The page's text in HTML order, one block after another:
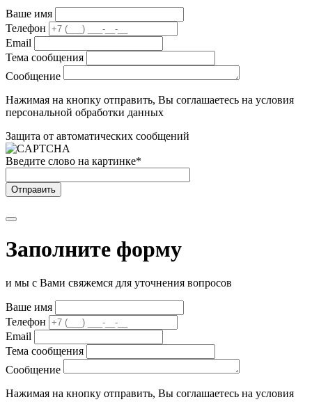
Ваше имя
Телефон
Email
Тема сообщения
Сообщение
Нажимая на кнопку отправить, Вы соглашаетесь на условия
персональной обработки данных
Защита от автоматических сообщений
Введите слово на картинке*
Заполните форму
и мы с Вами свяжемся для уточнения вопросов
Ваше имя
Телефон
Email
Тема сообщения
Сообщение
Нажимая на кнопку отправить, Вы соглашаетесь на условия